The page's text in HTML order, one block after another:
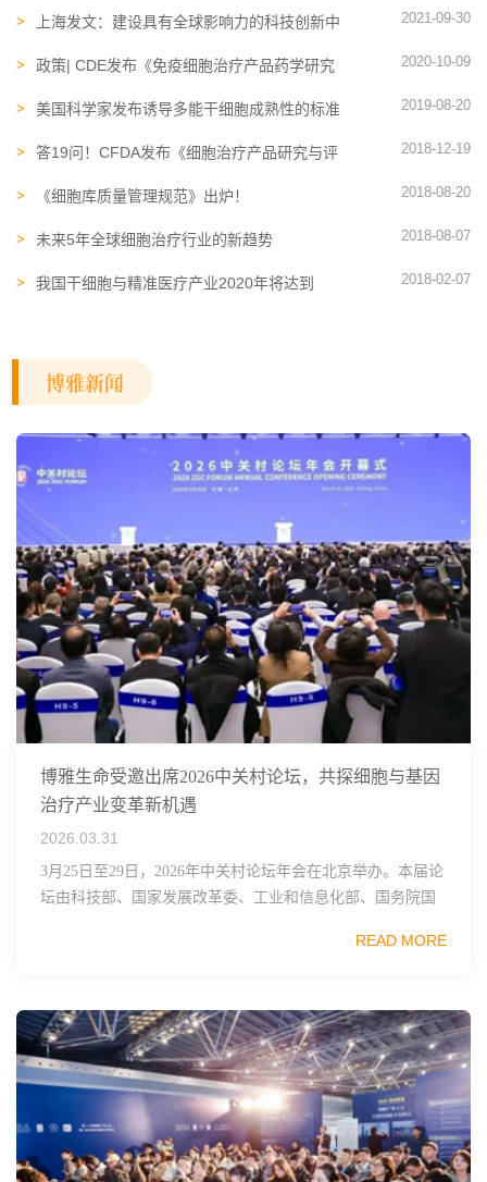
上海发文：建设具有全球影响力的科技创新中
2021-09-30
政策| CDE发布《免疫细胞治疗产品药学研究
2020-10-09
美国科学家发布诱导多能干细胞成熟性的标准
2019-08-20
答19问！CFDA发布《细胞治疗产品研究与评
2018-12-19
《细胞库质量管理规范》出炉！ 2018-08-20
未来5年全球细胞治疗行业的新趋势 2018-08-07
我国干细胞与精准医疗产业2020年将达到
2018-02-07
博雅新闻
博雅生命受邀出席2026中关村论坛，共探细胞与基因
治疗产业变革新机遇
2026.03.31
3月25日至29日，2026年中关村论坛年会在北京举办。本届论
坛由科技部、国家发展改革委、工业和信息化部、国务院国
READ MORE